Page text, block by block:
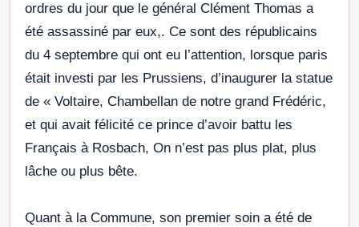
ordres du jour que le général Clément Thomas a
été assassiné par eux,. Ce sont des républicains
du 4 septembre qui ont eu l’attention, lorsque paris
était investi par les Prussiens, d’inaugurer la statue
de « Voltaire, Chambellan de notre grand Frédéric,
et qui avait félicité ce prince d’avoir battu les
Français à Rosbach, On n’est pas plus plat, plus
lâche ou plus bête.
Quant à la Commune, son premier soin a été de